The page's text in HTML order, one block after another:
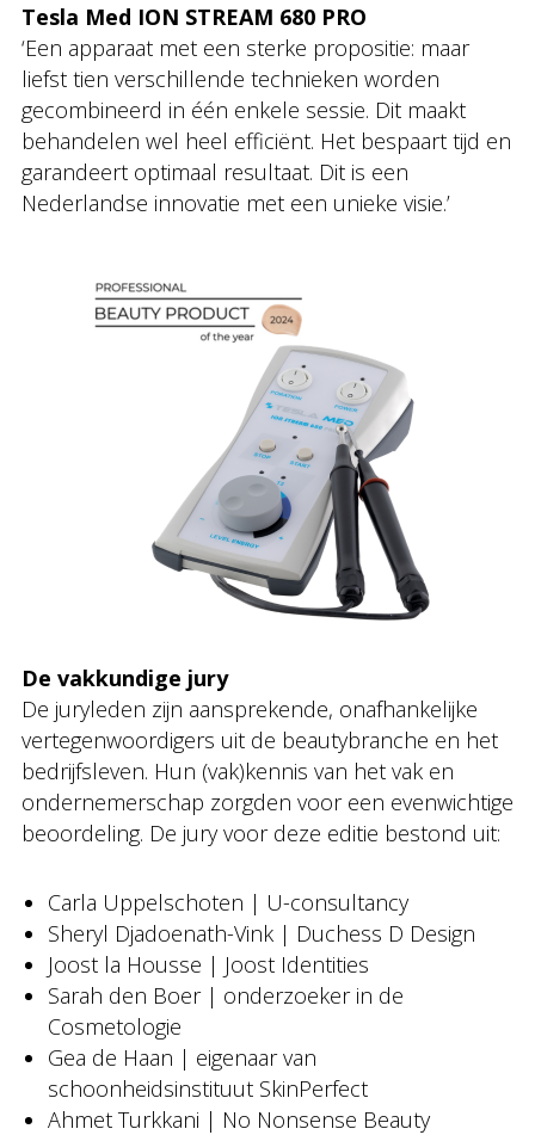
Tesla Med ION STREAM 680 PRO
‘Een apparaat met een sterke propositie: maar
liefst tien verschillende technieken worden
gecombineerd in één enkele sessie. Dit maakt
behandelen wel heel efficiënt. Het bespaart tijd en
garandeert optimaal resultaat. Dit is een
Nederlandse innovatie met een unieke visie.’
De vakkundige jury
De juryleden zijn aansprekende, onafhankelijke
vertegenwoordigers uit de beautybranche en het
bedrijfsleven. Hun (vak)kennis van het vak en
ondernemerschap zorgden voor een evenwichtige
beoordeling. De jury voor deze editie bestond uit:
Carla Uppelschoten | U-consultancy
Sheryl Djadoenath-Vink | Duchess D Design
Joost la Housse | Joost Identities
Sarah den Boer | onderzoeker in de
Cosmetologie
Gea de Haan | eigenaar van
schoonheidsinstituut SkinPerfect
Ahmet Turkkani | No Nonsense Beauty